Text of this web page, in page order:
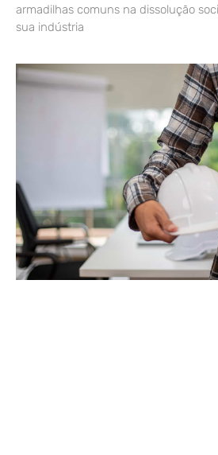
armadilhas comuns na dissolução
sua indústria